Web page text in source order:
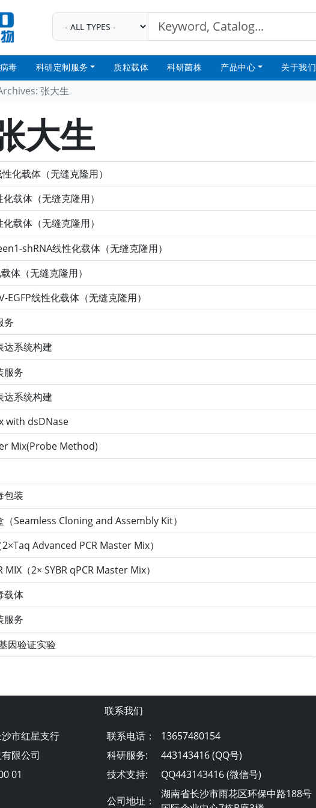
毒 科研定制服务 质粒载体 科研菌株 产品中心 关于我们
张大生
大生
化载体（无缝克隆用）
载体（无缝克隆用）
载体（无缝克隆用）
shRNA线性化载体（无缝克隆用）
体（无缝克隆用）
EGFP线性化载体（无缝克隆用）
务
达系统构建
服务
达系统构建
with dsDNase
Mix(Probe Method)
包装
（Seamless Cloning and Assembly Kit）
Advanced PCR Master Mix）
MIX（2× SYBR qPCR Master Mix）
载体
服务
因验证实验
市红星支行
限公司
01
联系我们
联系电话：
13657480154
科研服务:
443143416 (QQ号)
技术支持:
QQ443143416 (微信号)
公司地址：
湖南省长沙市雨花区环保中路188号